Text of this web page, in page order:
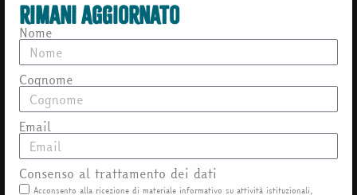
rimani aggiornato
Nome
Cognome
Email
Consenso al trattamento dei dati
Acconsento alla ricezione di materiale informativo su attività istituzionali,